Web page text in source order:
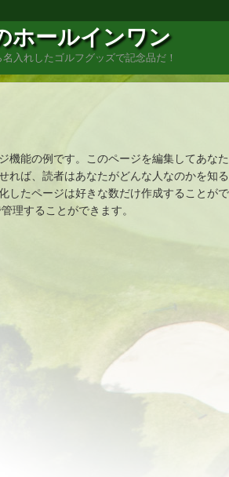
ホールインワン
入れしたゴルフグッズで記念品だ！
機能の例です。このページを編集してあな
れば、読者はあなたがどんな人なのかを知
したページは好きな数だけ作成することが
理することができます。